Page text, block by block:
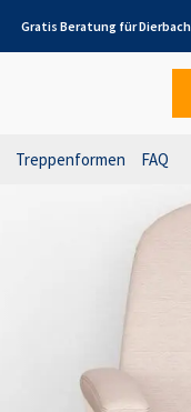
Gratis Beratung fürDierbach
Treppenformen FAQ